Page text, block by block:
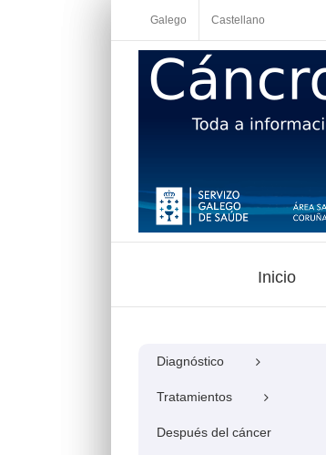
Galego Castellano
Inicio
Diagnóstico
Tratamientos
Después del cáncer